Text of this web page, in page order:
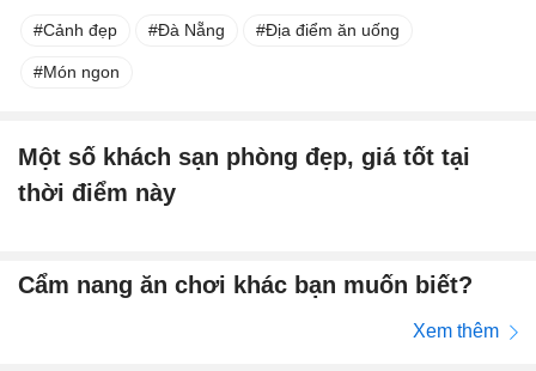
Cảnh đẹp Đà Nẵng Địa điểm ăn uống
Món ngon
Một số khách sạn phòng đẹp, giá tốt tại
thời điểm này
Cẩm nang ăn chơi khác bạn muốn biết?
Xem thêm